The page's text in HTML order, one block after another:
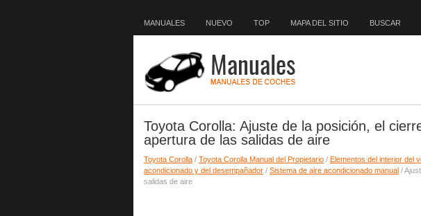
MANUALES NUEVO TOP MAPA DEL SITIO BUSCAR
Toyota Corolla: Ajuste de la posición, el
apertura de las salidas de aire
Toyota Corolla / Toyota Corolla Manual del Propietario / Elementos del interior del
acondicionado y del desempañador / Sistema de aire acondicionado manual /
salidas de aire